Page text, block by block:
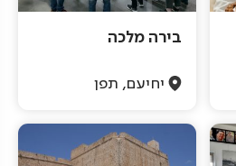
בירה מלכה
יחיעם, תפן